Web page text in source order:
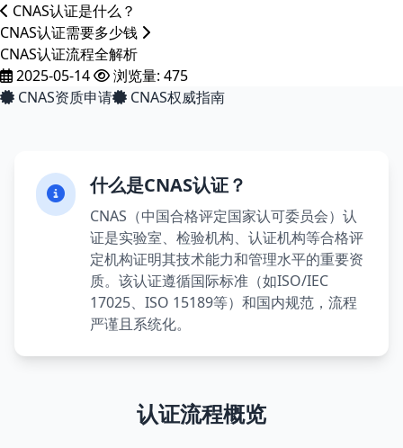
CNAS认证是什么？
CNAS认证需要多少钱
CNAS认证流程全解析
2025-05-14
浏览量: 475
CNAS资质申请
CNAS权威指南
什么是CNAS认证？
CNAS（中国合格评定国家认可委员会）认
证是实验室、检验机构、认证机构等合格评
定机构证明其技术能力和管理水平的重要资
质。该认证遵循国际标准（如ISO/IEC
17025、ISO 15189等）和国内规范，流程
严谨且系统化。
认证流程概览